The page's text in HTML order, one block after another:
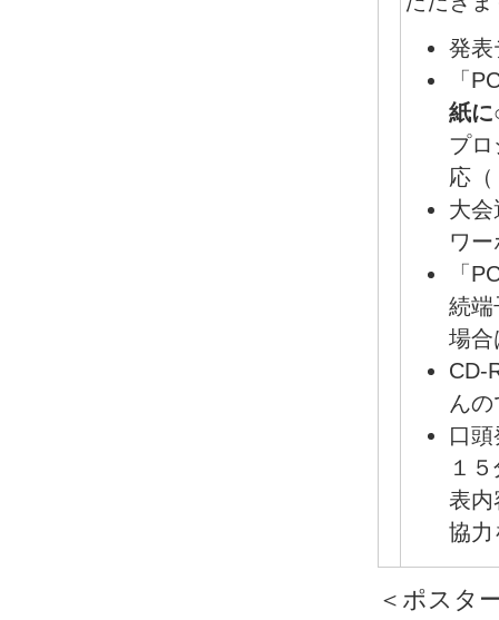
発表
「
紙に
プ
応
大
ワ
「
続端
場合
CD-
ん
口
１
表内
協力
＜ポスタ